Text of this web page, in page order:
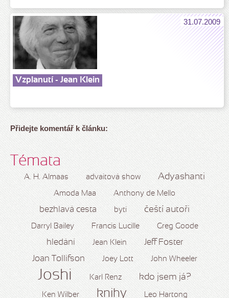
31.07.2009
Vzplanutí - Jean Klein
Přidejte komentář k článku:
Témata
A. H. Almaas advaitová show Adyashanti
Amoda Maa Anthony de Mello
bezhlavá cesta bytí čeští autoři
Darryl Bailey Francis Lucille Greg Goode
hledání Jean Klein Jeff Foster
Joan Tollifson Joey Lott John Wheeler
Joshi Karl Renz kdo jsem já?
Ken Wilber knihy Leo Hartong